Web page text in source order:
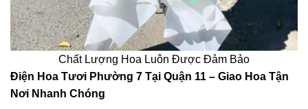
Chất Lượng Hoa Luôn Được Đảm Bảo
Điện Hoa Tươi Phường 7 Tại Quận 11 – Giao Hoa Tận
Nơi Nhanh Chóng